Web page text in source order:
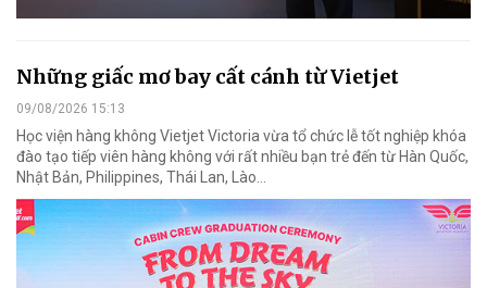
Những giấc mơ bay cất cánh từ Vietjet
09/08/2026 15:13
Học viện hàng không Vietjet Victoria vừa tổ chức lễ tốt nghiệp khóa
đào tạo tiếp viên hàng không với rất nhiều bạn trẻ đến từ Hàn Quốc,
Nhật Bản, Philippines, Thái Lan, Lào…